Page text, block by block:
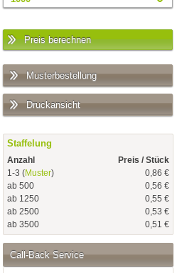
Preis berechnen
Musterbestellung
Druckansicht
Staffelung
Anzahl
Preis / Stück
1-3 (Muster)
0,86 €
ab 500
0,56 €
ab 1250
0,55 €
ab 2500
0,53 €
ab 3500
0,51 €
Call-Back Service